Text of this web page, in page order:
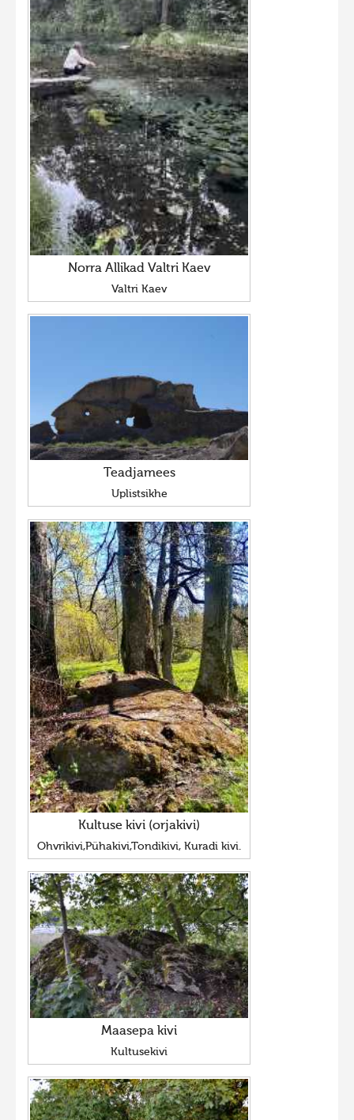
Norra Allikad Valtri Kaev
Valtri Kaev
Teadjamees
Uplistsikhe
Kultuse kivi (orjakivi)
Ohvrikivi,Pühakivi,Tondikivi, Kuradi kivi.
Maasepa kivi
Kultusekivi